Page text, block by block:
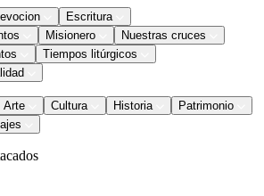
Escritura
Misionero
Nuestras cruces
Tiempos litúrgicos
Arte Cultura Historia
Patrimonio